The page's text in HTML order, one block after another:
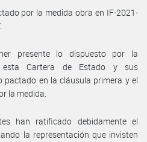
por la medida obra en IF-2021-
presente lo dispuesto por la
esta Cartera de Estado y sus
pactado en la cláusula primera y el
la medida.
han ratificado debidamente el
la representación que invisten